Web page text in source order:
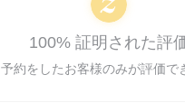
100% 証明された評
予約をしたお客様のみが評価で